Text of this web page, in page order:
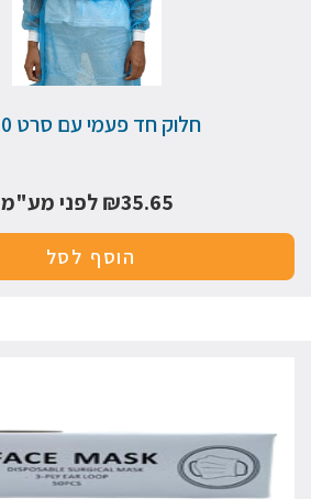
חלוק חד פעמי עם סרט 1/10
₪35.65 לפני מע"מ
הוסף לסל